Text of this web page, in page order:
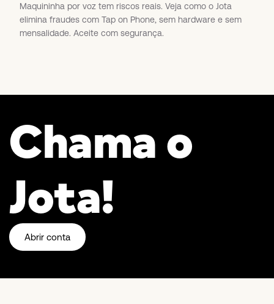
Maquininha por voz tem riscos reais. Veja como o Jota
elimina fraudes com Tap on Phone, sem hardware e sem
mensalidade. Aceite com segurança.
Chama o
Jota!
Abrir conta